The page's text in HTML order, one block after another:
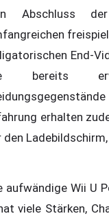
Abschluss
End-
bereits
erhalten
den
aufwändige Wii U
viele Stärken,